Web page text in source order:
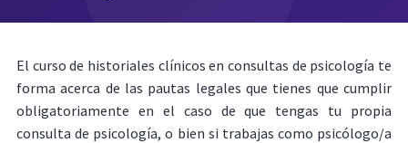
El curso de historiales clínicos en consultas de psicología te
forma acerca de las pautas legales que tienes que cumplir
obligatoriamente en el caso de que tengas tu propia
consulta de psicología, o bien si trabajas como psicólogo/a